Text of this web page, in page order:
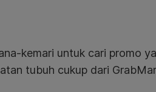
kemari untuk cari promo
tubuh cukup dari